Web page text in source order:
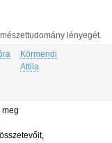
lényegét.
Körmendi
Attila
meg